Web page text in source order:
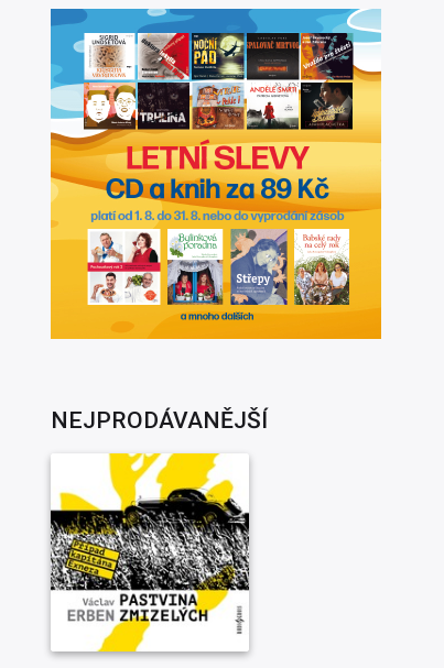
NEJPRODÁVANĚJŠÍ